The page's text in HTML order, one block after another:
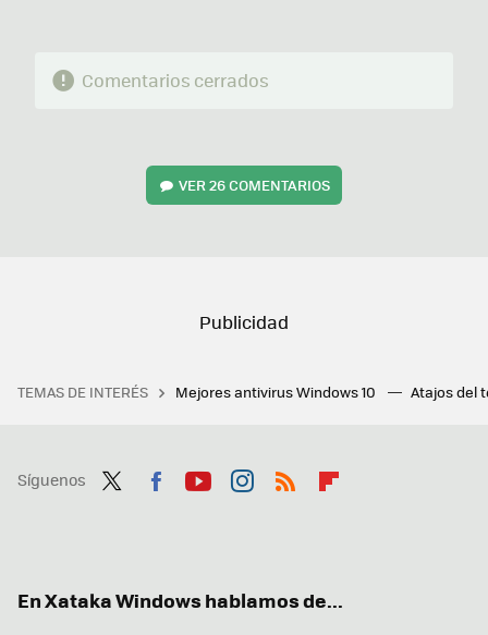
Comentarios cerrados
VER26 COMENTARIOS
TEMAS DE INTERÉS Mejores antivirus Windows 10 Atajos del
Síguenos
En Xataka Windows hablamos de...